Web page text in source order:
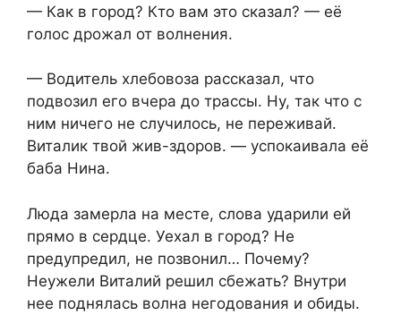
— Как в город? Кто вам это сказал? — её
голос дрожал от волнения.
— Водитель хлебовоза рассказал, что
подвозил его вчера до трассы. Ну, так что с
ним ничего не случилось, не переживай.
Виталик твой жив-здоров. — успокаивала её
баба Нина.
Люда замерла на месте, слова ударили ей
прямо в сердце. Уехал в город? Не
предупредил, не позвонил… Почему?
Неужели Виталий решил сбежать? Внутри
нее поднялась волна негодования и обиды.